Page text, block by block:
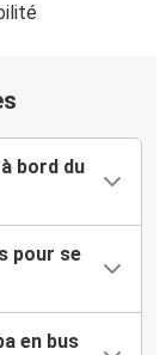
bord du
pour se
en bus